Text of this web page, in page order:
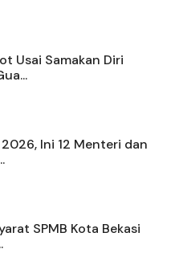
Usai Samakan Diri
Ini 12 Menteri dan
SPMB Kota Bekasi